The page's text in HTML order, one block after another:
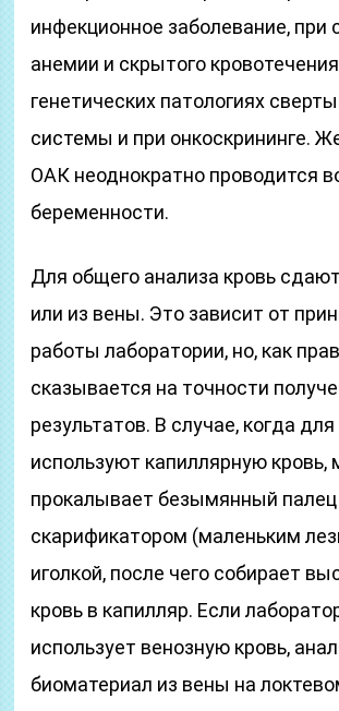
инфекционное заболевание, при
анемии и скрытого
генетических патологиях
системы и при онкоскрининге.
ОАК неоднократно проводится
беременности.
Для общего анализа кровь
или из вены. Это зависит от
работы лаборатории, но, как
сказывается на точности
результатов. В случае, когда
используют капиллярную кровь,
прокалывает безымянный палец
скарификатором (маленьким
иголкой, после чего собирает
кровь в капилляр. Если
использует венозную кровь,
биоматериал из вены на